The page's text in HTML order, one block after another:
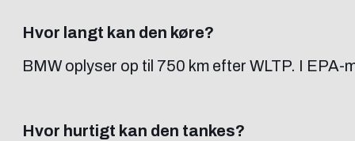
Hvor langt kan den køre?
BMW oplyser op til 750 km efter WLTP. I
Hvor hurtigt kan den tankes?